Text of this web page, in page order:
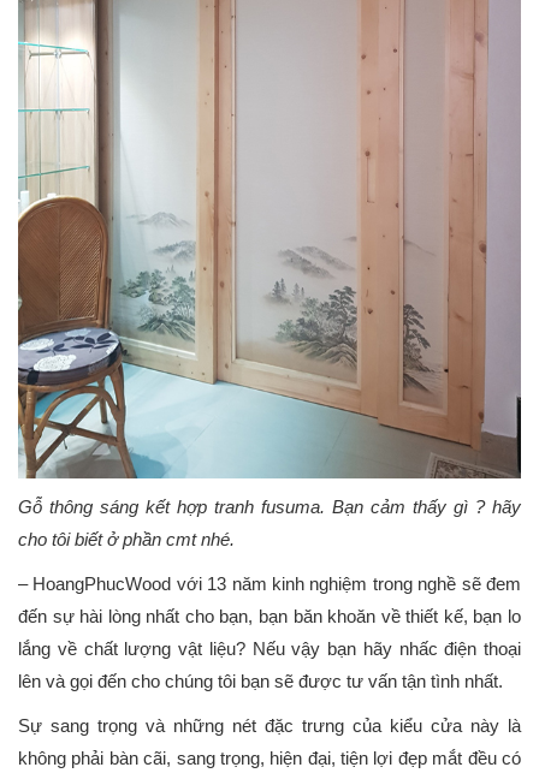
Gỗ thông sáng kết hợp tranh fusuma. Bạn cảm thấy gì ? hãy
cho tôi biết ở phần cmt nhé.
– HoangPhucWood với 13 năm kinh nghiệm trong nghề sẽ đem
đến sự hài lòng nhất cho bạn, bạn băn khoăn về thiết kế, bạn lo
lắng về chất lượng vật liệu? Nếu vậy bạn hãy nhấc điện thoại
lên và gọi đến cho chúng tôi bạn sẽ được tư vấn tận tình nhất.
Sự sang trọng và những nét đặc trưng của kiểu cửa này là
không phải bàn cãi, sang trọng, hiện đại, tiện lợi đẹp mắt đều có